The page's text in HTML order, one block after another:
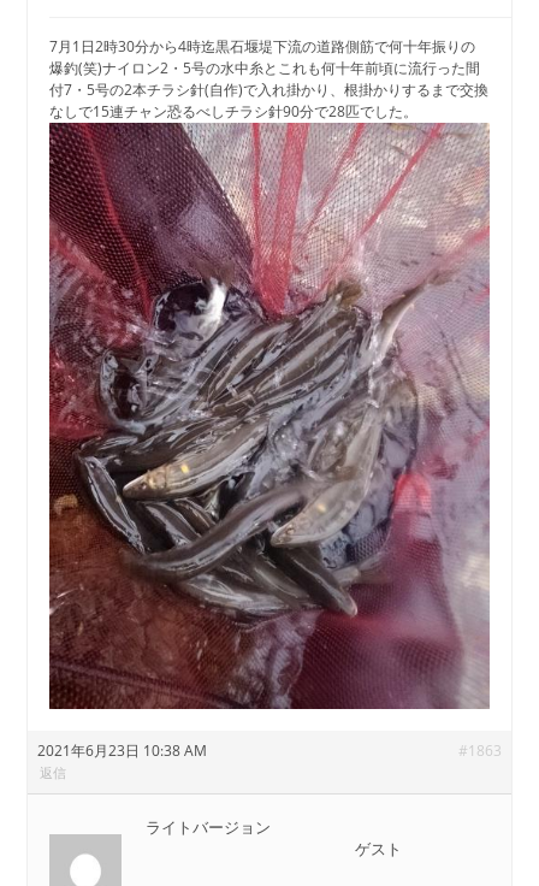
7月1日2時30分から4時迄黒石堰堤下流の道路側筋で何十年振りの
爆釣(笑)ナイロン2・5号の水中糸とこれも何十年前頃に流行った間
付7・5号の2本チラシ針(自作)で入れ掛かり、根掛かりするまで交換
なしで15連チャン恐るべしチラシ針90分で28匹でした。
2021年6月23日 10:38 AM #1863
返信
ライトバージョン
ゲスト